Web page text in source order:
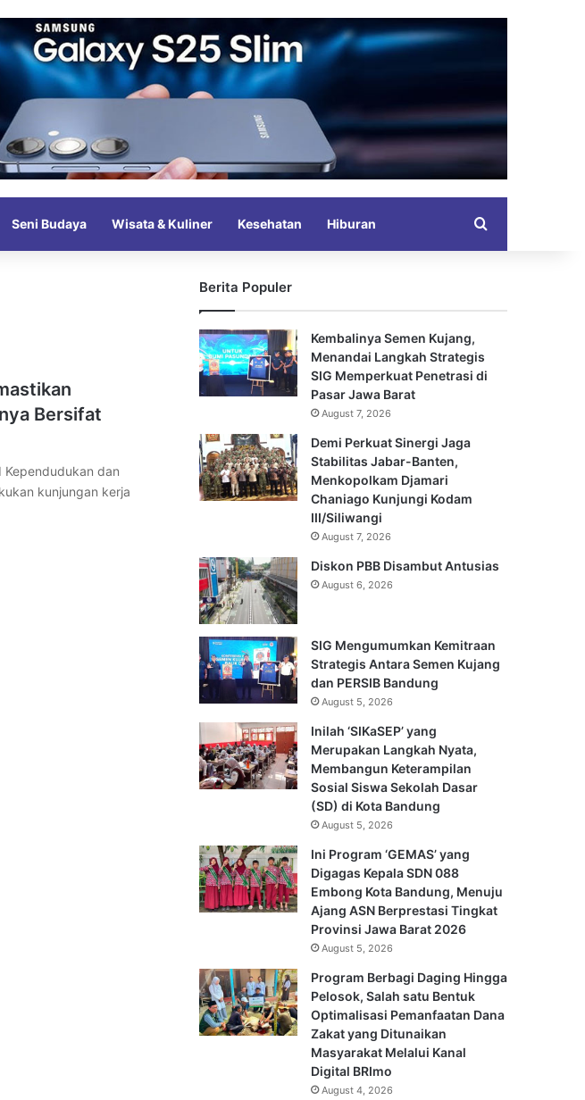
Seni Budaya Wisata & Kuliner Kesehatan Hiburan
Bersifat
Kependudukan dan
kunjungan kerja
Berita Populer
Kembalinya Semen Kujang,
Menandai Langkah Strategis
SIG Memperkuat Penetrasi di
Pasar Jawa Barat
August 7, 2026
Demi Perkuat Sinergi Jaga
Stabilitas Jabar-Banten,
Menkopolkam Djamari
Chaniago Kunjungi Kodam
III/Siliwangi
August 7, 2026
Diskon PBB Disambut Antusias
August 6, 2026
SIG Mengumumkan Kemitraan
Strategis Antara Semen Kujang
dan PERSIB Bandung
August 5, 2026
Inilah ‘SIKaSEP’ yang
Merupakan Langkah Nyata,
Membangun Keterampilan
Sosial Siswa Sekolah Dasar
(SD) di Kota Bandung
August 5, 2026
Ini Program ‘GEMAS’ yang
Digagas Kepala SDN 088
Embong Kota Bandung, Menuju
Ajang ASN Berprestasi Tingkat
Provinsi Jawa Barat 2026
August 5, 2026
Program Berbagi Daging Hingga
Pelosok, Salah satu Bentuk
Optimalisasi Pemanfaatan Dana
Zakat yang Ditunaikan
Masyarakat Melalui Kanal
Digital BRImo
August 4, 2026